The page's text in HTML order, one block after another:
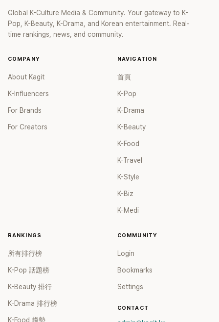
Global K-Culture Media & Community. Your gateway to K-
Pop, K-Beauty, K-Drama, and Korean entertainment. Real-
time rankings, news, and community.
COMPANY
About Kagit
K-Influencers
For Brands
For Creators
NAVIGATION
首頁
K-Pop
K-Drama
K-Beauty
K-Food
K-Travel
K-Style
K-Biz
K-Medi
RANKINGS
所有排行榜
K-Pop 話題榜
K-Beauty 排行
K-Drama 排行榜
K-Food 趨勢
COMMUNITY
Login
Bookmarks
Settings
CONTACT